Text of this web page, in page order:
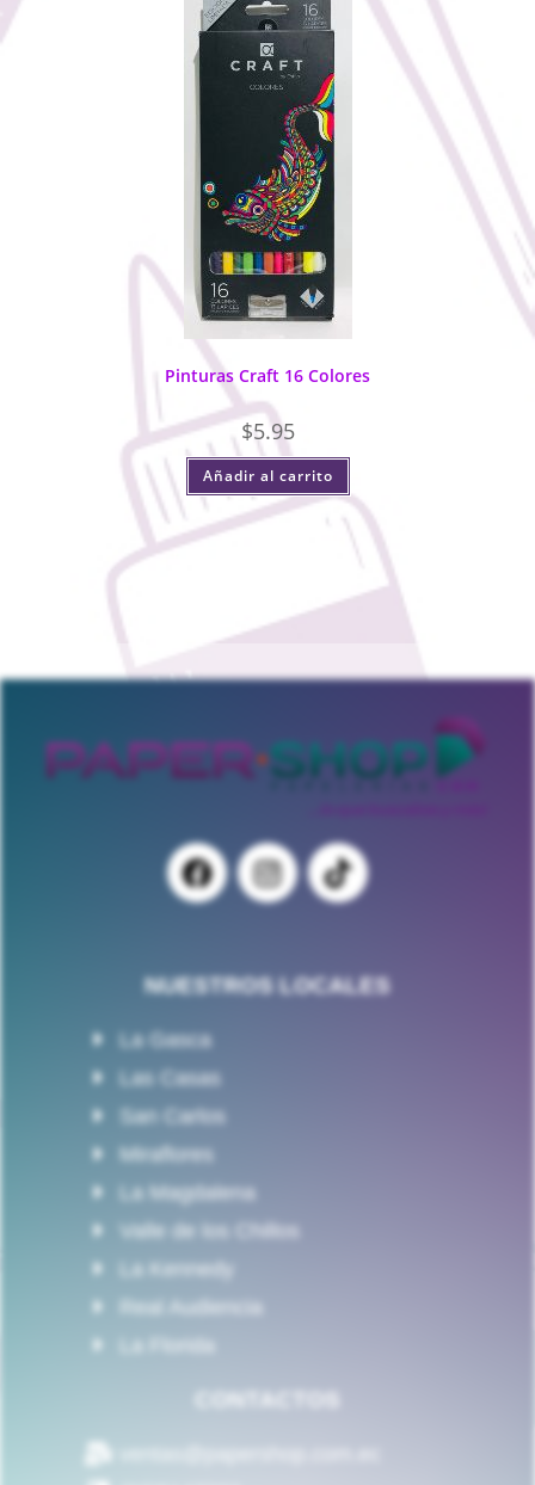
Pinturas Craft 16 Colores
$5.95
Añadir al carrito
NUESTROS LOCALES
La Gasca
Las Casas
San Carlos
Miraflores
La Magdalena
Valle de los Chillos
La Kennedy
Real Audiencia
La Florida
CONTACTOS